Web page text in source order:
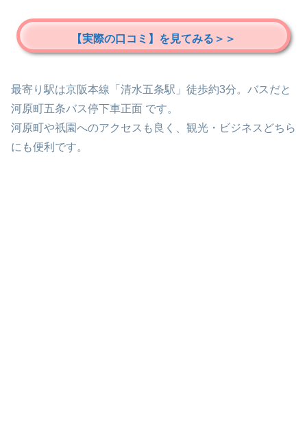
【実際の口コミ】を見てみる＞＞
最寄り駅は京阪本線「清水五条駅」徒歩約3分。バスだと
河原町五条バス停下車正面 です。
河原町や祇園へのアクセスも良く、観光・ビジネスどちら
にも便利です。